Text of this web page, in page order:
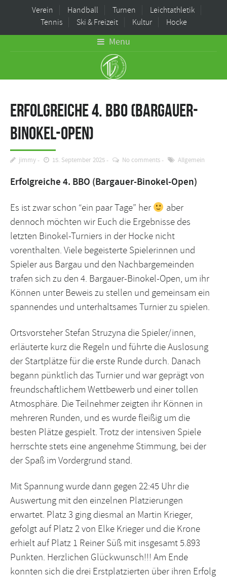
Verein Handball Turnen
Leichtathletik
Tennis
Ski & Freizeit Kultur Hocke
Menu
Erfolgreiche 4. BBO (Bargauer-
Binokel-Open)
jimmy 15. September 2025 No comments Allgemein
Erfolgreiche 4. BBO (Bargauer-Binokel-Open)
Es ist zwar schon “ein paar Tage” her
aber
dennoch möchten wir Euch die Ergebnisse des
letzten Binokel-Turniers in der Hocke nicht
vorenthalten. Viele begeisterte Spielerinnen und
Spieler aus Bargau und den Nachbargemeinden
trafen sich zu den 4. Bargauer-Binokel-Open, um ihr
Können unter Beweis zu stellen und gemeinsam ein
spannendes und unterhaltsames Turnier zu spielen.
Ortsvorsteher Stefan Struzyna die Spieler/innen,
erläuterte kurz die Regeln und führte die Auslosung
der Startplätze für die erste Runde durch. Danach
begann pünktlich das Turnier und war geprägt von
freundschaftlichem Wettbewerb und einer tollen
Atmosphäre. Die Teilnehmer zeigten ihr Können in
mehreren Runden, und es wurde fleißig um die
besten Plätze gespielt. Trotz der intensiven Spiele
herrschte stets eine angenehme Stimmung, bei der
der Spaß im Vordergrund stand.
Mit Spannung wurde dann gegen 22:45 Uhr die
Auswertung mit den einzelnen Platzierungen
erwartet. Platz 3 ging diesmal an Martin Krieger,
gefolgt auf Platz 2 von Elke Krieger und die Krone
erhielt auf Platz 1 Reiner Süß mit insgesamt 5.893
Punkten. Herzlichen Glückwunsch!!! Am Ende
konnten sich die drei Erstplatzierten über ihren Erfolg